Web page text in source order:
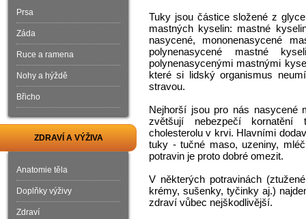
Tuky jsou částice složené z
mastných kyselin: mastné
nasycené, mononenasycené
polynenasycené mastné
polynenasycenými mastnými
které si lidský organismus
stravou.
Nejhorší jsou pro nás nasycené
zvětšují nebezpečí kornatění
cholesterolu v krvi. Hlavními
tuky - tučné maso, uzeniny,
potravin je proto dobré omezit.
V některých potravinách
krémy, sušenky, tyčinky aj.)
zdraví vůbec nejškodlivější.
Prsa
Záda
Ruce a ramena
Nohy a hýždě
Břicho
ZDRAVÍ A VÝŽIVA
Anatomie těla
Doplňky výživy
Zdraví